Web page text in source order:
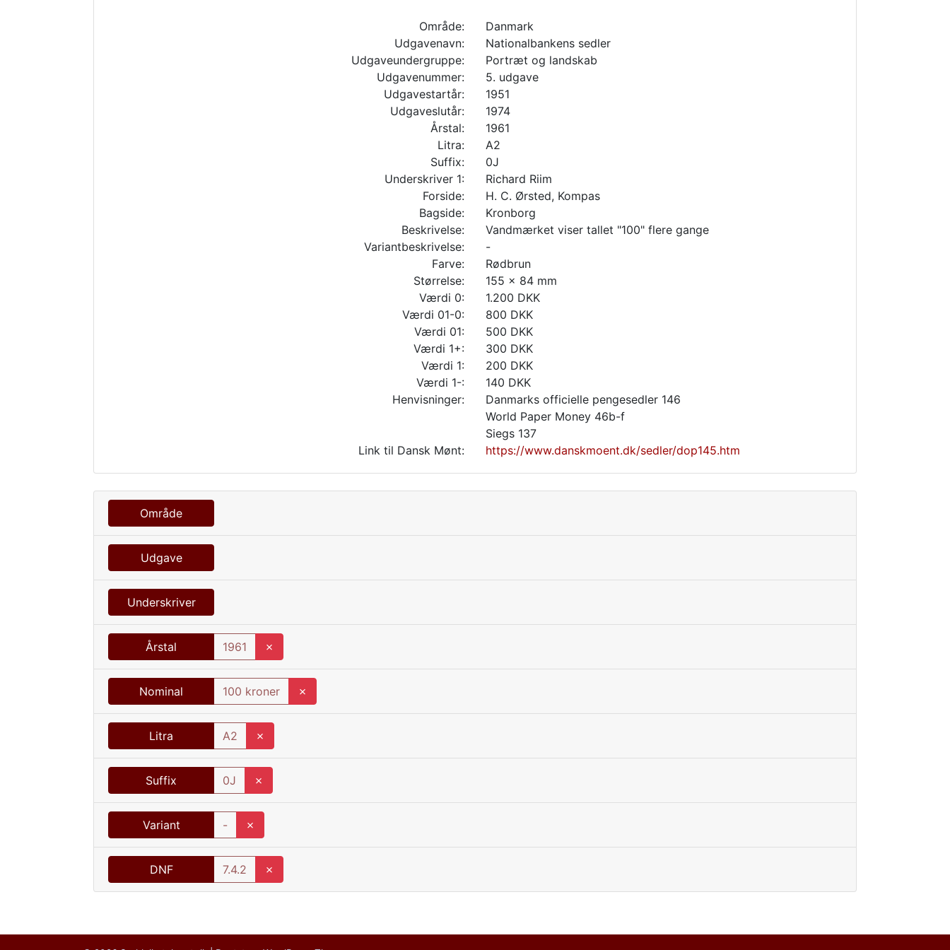
Område:
Danmark
Udgavenavn:
Nationalbankens sedler
Udgaveundergruppe:
Portræt og landskab
Udgavenummer:
5. udgave
Udgavestartår:
1951
Udgaveslutår:
1974
Årstal:
1961
Litra:
A2
Suffix:
0J
Underskriver 1:
Richard Riim
Forside:
H. C. Ørsted, Kompas
Bagside:
Kronborg
Beskrivelse:
Vandmærket viser tallet "100" flere gange
Variantbeskrivelse:
-
Farve:
Rødbrun
Størrelse:
155 x 84 mm
Værdi 0:
1.200 DKK
Værdi 01-0:
800 DKK
Værdi 01:
500 DKK
Værdi 1+:
300 DKK
Værdi 1:
200 DKK
Værdi 1-:
140 DKK
Henvisninger:
Danmarks officielle pengesedler 146
World Paper Money 46b-f
Siegs 137
Link til Dansk Mønt:
https://www.danskmoent.dk/sedler/dop145.htm
Område
Udgave
Underskriver
Årstal 1961 ✗
Nominal 100 kroner ✗
Litra A2 ✗
Suffix 0J ✗
Variant - ✗
DNF 7.4.2 ✗